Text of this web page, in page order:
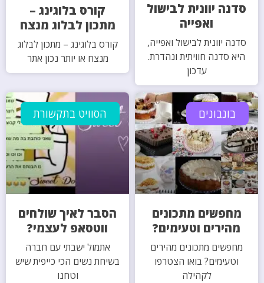
סדנה יוונית לבישול
ואפייה
סדנה יוונית לבישול ואפייה,
היא סדנה חוויתית ונהדרת.
עדכון
קורס בלוגינג –
מתכון לבלוג מנצח
קורס בלוגינג – מתכון לבלוג
מנצח או יותר נכון אתר
בונבונים
מחפשים מתכונים
מהירים וטעימים?
מחפשים מתכונים מהירים
וטעימים? בואו הצטרפו
לקהילה
הסוויט בתקשורת
הסבר לאיך שולחים
ווטסאפ לעצמי?
אתמול ישבתי עם חברה
בשיחת נשים הכי כייפית שיש
וטחנו